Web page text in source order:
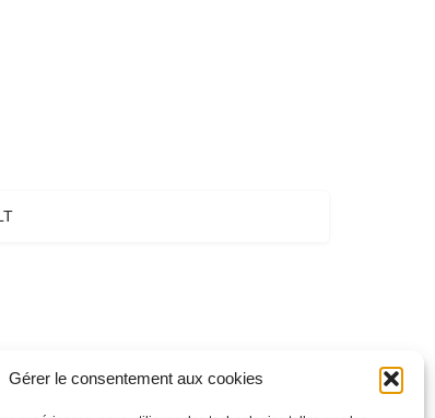
Gérer le consentement aux cookies